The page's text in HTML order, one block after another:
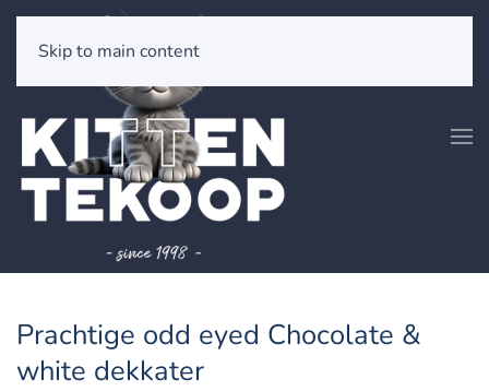
Skip to main content
Prachtige odd eyed Chocolate &
white dekkater